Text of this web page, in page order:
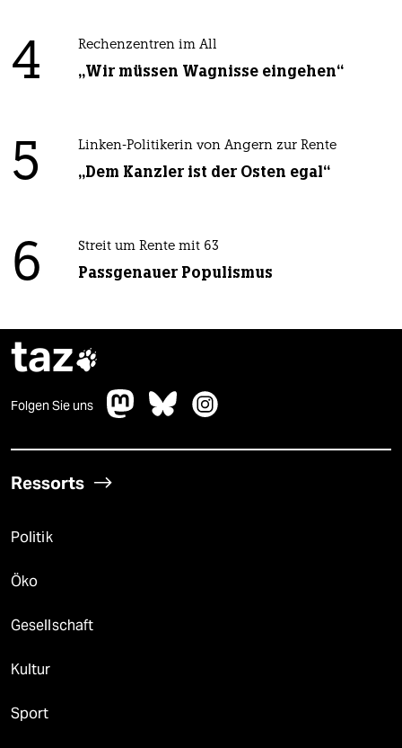
4 Rechenzentren im All
„Wir müssen Wagnisse eingehen“
5 Linken-Politikerin von Angern zur Rente
„Dem Kanzler ist der Osten egal“
6 Streit um Rente mit 63
Passgenauer Populismus
taz
Folgen Sie uns
Ressorts
Politik
Öko
Gesellschaft
Kultur
Sport